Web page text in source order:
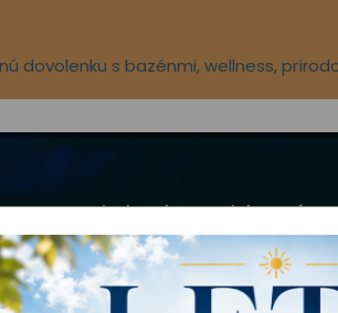
dovolenku s bazénmi, wellness,
Aqua-vital park NovinkyO nás